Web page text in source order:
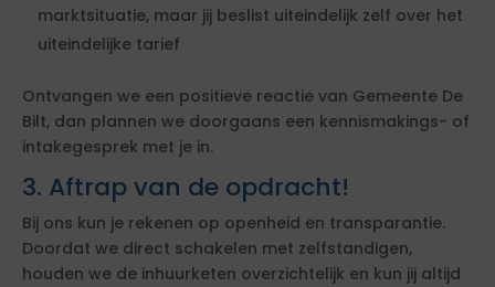
marktsituatie, maar jij beslist uiteindelijk zelf over het
uiteindelijke tarief
Ontvangen we een positieve reactie van Gemeente De
Bilt, dan plannen we doorgaans een kennismakings- of
intakegesprek met je in.
3. Aftrap van de opdracht!
Bij ons kun je rekenen op openheid en transparantie.
Doordat we direct schakelen met zelfstandigen,
houden we de inhuurketen overzichtelijk en kun jij altijd